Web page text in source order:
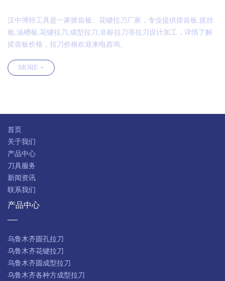
汉中博特工具是一家搓齿板、花键拉刀厂家，专业提供搓齿板,搓丝
板,油槽板,花键拉刀,成型拉刀,非标拉刀等拉刀设计加工，详情了解
搓齿板价格，拉刀价格欢迎来电咨询。
MORE +
首页
关于我们
产品中心
刀具服务
新闻资讯
联系我们
产品中心
乌鲁木齐圆孔拉刀
乌鲁木齐花键拉刀
乌鲁木齐圆成型拉刀
乌鲁木齐各种方成型拉刀